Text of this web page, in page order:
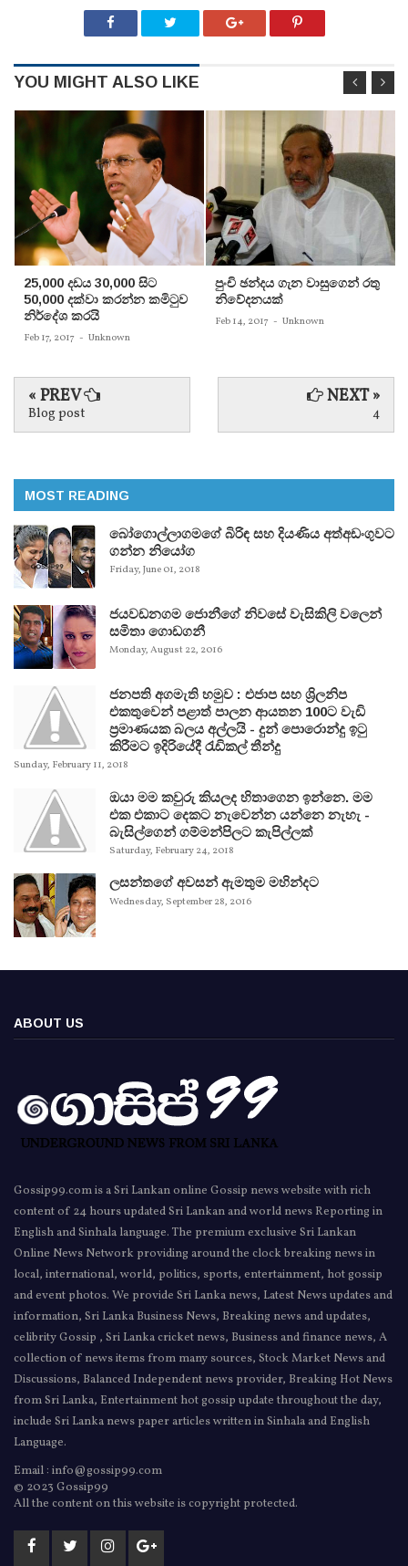
YOU MIGHT ALSO LIKE
25,000 දඩය 30,000 සිට
50,000 දක්වා කරන්න කමිටුව
නිර්දේශ කරයි
Feb 17, 2017 - Unknown
පුංචි ඡන්දය ගැන වාසුගෙන් රතු
නිවේදනයක්‌
Feb 14, 2017 - Unknown
« PREV
Blog post
NEXT »
4
MOST READING
බෝගොල්ලාගමගේ බිරිඳ සහ දියණිය අත්අඩංගුවට
ගන්න නියෝග
Friday, June 01, 2018
ජයවඩනගම ජොනීගේ නිවසේ වැසිකිලි වලෙන්
සමිතා ගොඩගනී
Monday, August 22, 2016
ජනපති අගමැති හමුව : එජාප සහ ශ්‍රිලනිප
එකතුවෙන් පළාත් පාලන ආයතන 100ට වැඩි
ප්‍රමාණයක බලය අල්ලයි - දුන් පොරොන්දු ඉටු
කිරීමට ඉදිරියේදී රැඩිකල් තීන්දු
Sunday, February 11, 2018
ඔයා මම කවුරු කියලද හිතාගෙන ඉන්නෙ. මම
එක එකාට දෙකට නැවෙන්න යන්නෙ නැහැ -
බැසිල්ගෙන් ගම්මන්පිලට කැපිල්ලක්
Saturday, February 24, 2018
ලසන්තගේ අවසන් ඇමතුම මහින්දට
Wednesday, September 28, 2016
ABOUT US
Gossip99.com is a Sri Lankan online Gossip news website with rich
content of 24 hours updated Sri Lankan and world news Reporting in
English and Sinhala language. The premium exclusive Sri Lankan
Online News Network providing around the clock breaking news in
local, international, world, politics, sports, entertainment, hot gossip
and event photos. We provide Sri Lanka news, Latest News updates and
information, Sri Lanka Business News, Breaking news and updates,
celibrity Gossip , Sri Lanka cricket news, Business and finance news, A
collection of news items from many sources, Stock Market News and
Discussions, Balanced Independent news provider, Breaking Hot News
from Sri Lanka, Entertainment hot gossip update throughout the day,
include Sri Lanka news paper articles written in Sinhala and English
Language.
Email : info@gossip99.com
© 2023 Gossip99
All the content on this website is copyright protected.